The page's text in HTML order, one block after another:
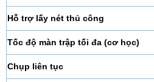
Hỗ trợ lấy nét thủ công
Tốc độ màn trập tối đa (cơ học)
Chụp liên tục